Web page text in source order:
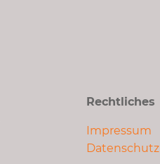
Rechtliches
Impressum
Datenschutz